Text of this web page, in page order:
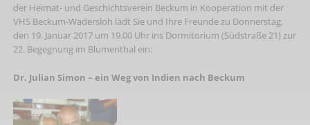
der Heimat- und Geschichtsverein Beckum in Kooperation mit der
VHS Beckum-Wadersloh lädt Sie und Ihre Freunde zu Donnerstag,
den 19. Januar 2017 um 19.00 Uhr ins Dormitorium (Südstraße 21) zur
22. Begegnung im Blumenthal ein:
Dr. Julian Simon – ein Weg von Indien nach Beckum